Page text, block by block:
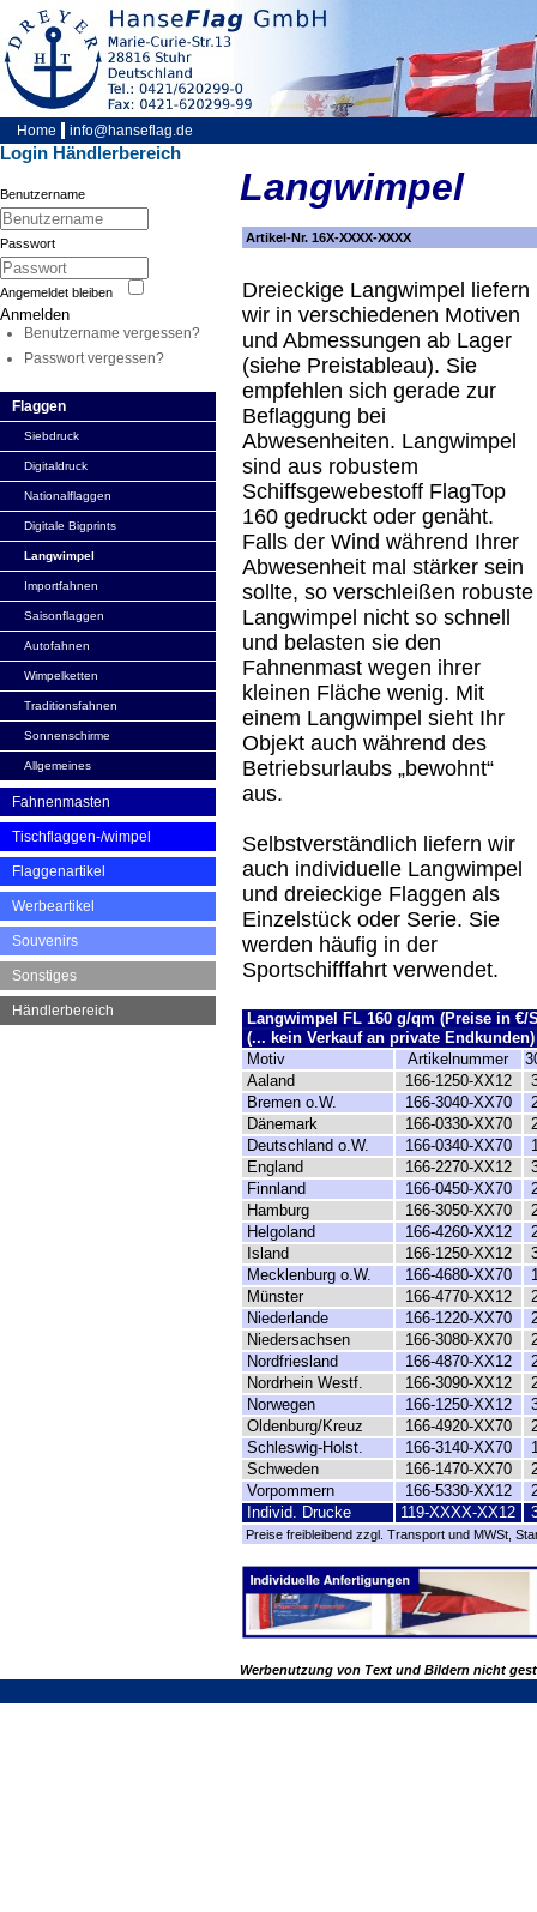
Home info@hanseflag.de
Login Händlerbereich
Benutzername
Passwort
Angemeldet bleiben
Anmelden
Benutzername vergessen?
Passwort vergessen?
Flaggen
Siebdruck
Digitaldruck
Nationalflaggen
Digitale Bigprints
Langwimpel
Importfahnen
Saisonflaggen
Autofahnen
Wimpelketten
Traditionsfahnen
Sonnenschirme
Allgemeines
Fahnenmasten
Tischflaggen-/wimpel
Flaggenartikel
Werbeartikel
Souvenirs
Sonstiges
Händlerbereich
Langwimpel
Artikel-Nr. 16X-XXXX-XXXX
Dreieckige Langwimpel liefern
wir in verschiedenen Motiven
und Abmessungen ab Lager
(siehe Preistableau). Sie
empfehlen sich gerade zur
Beflaggung bei
Abwesenheiten. Langwimpel
sind aus robustem
Schiffsgewebestoff FlagTop
160 gedruckt oder genäht.
Falls der Wind während Ihrer
Abwesenheit mal stärker sein
sollte, so verschleißen robuste
Langwimpel nicht so schnell
und belasten sie den
Fahnenmast wegen ihrer
kleinen Fläche wenig. Mit
einem Langwimpel sieht Ihr
Objekt auch während des
Betriebsurlaubs „bewohnt“
aus.
Selbstverständlich liefern wir
auch individuelle Langwimpel
und dreieckige Flaggen als
Einzelstück oder Serie. Sie
werden häufig in der
Sportschifffahrt verwendet.
Langwimpel FL 160 g/qm (Preise in
(... kein Verkauf an private Endkunden)
Motiv
Artikelnummer
Aaland
166-1250-XX12
Bremen o.W.
166-3040-XX70
Dänemark
166-0330-XX70
Deutschland o.W.
166-0340-XX70
England
166-2270-XX12
Finnland
166-0450-XX70
Hamburg
166-3050-XX70
Helgoland
166-4260-XX12
Island
166-1250-XX12
Mecklenburg o.W.
166-4680-XX70
Münster
166-4770-XX12
Niederlande
166-1220-XX70
Niedersachsen
166-3080-XX70
Nordfriesland
166-4870-XX12
Nordrhein Westf.
166-3090-XX12
Norwegen
166-1250-XX12
Oldenburg/Kreuz
166-4920-XX70
Schleswig-Holst.
166-3140-XX70
Schweden
166-1470-XX70
Vorpommern
166-5330-XX12
Individ. Drucke
119-XXXX-XX12
Preise freibleibend zzgl. Transport und MWSt,
Werbenutzung von Text und Bildern nicht